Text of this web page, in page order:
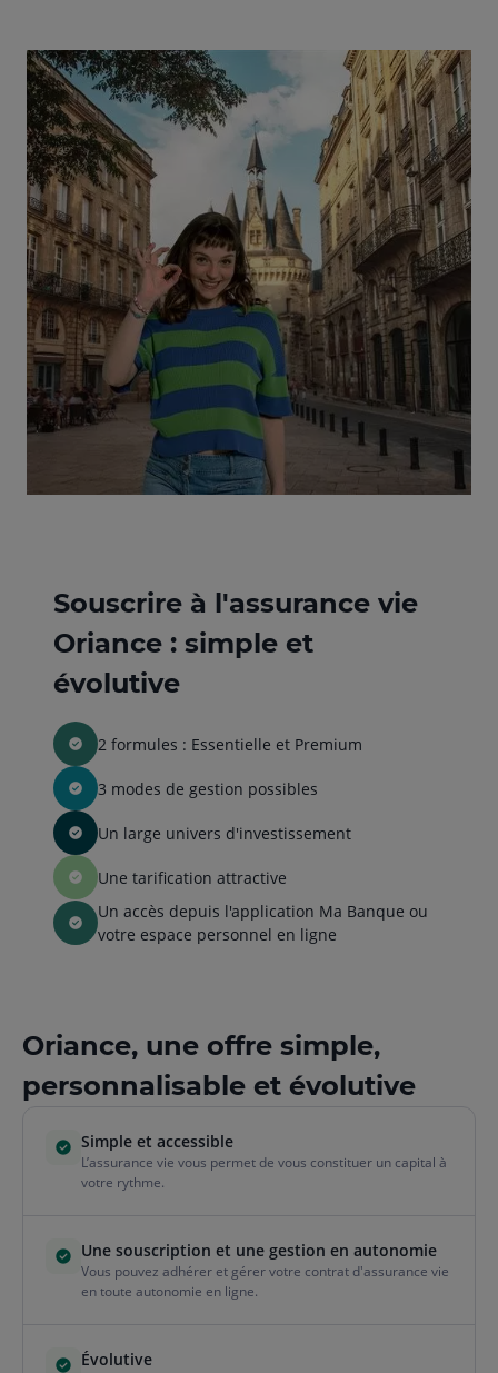
Souscrire à l'assurance vie
Oriance : simple et
évolutive
2 formules : Essentielle et Premium
3 modes de gestion possibles
Un large univers d'investissement
Une tarification attractive
Un accès depuis l'application Ma Banque ou
votre espace personnel en ligne
Oriance, une offre simple,
personnalisable et évolutive
Simple et accessible
L’assurance vie vous permet de vous constituer un capital à
votre rythme.
Une souscription et une gestion en autonomie
Vous pouvez adhérer et gérer votre contrat d'assurance vie
en toute autonomie en ligne.
Évolutive